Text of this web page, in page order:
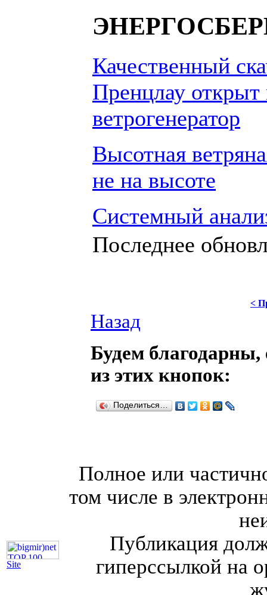
Качественный
Пренцлау
ветрогенератор
Высотная
не на высоте
Системный
Последнее
<
Назад
Будем благодарны,
из этих кнопок:
Поделиться…
Site
Полное или
том числе в
Публикация
гиперссылкой на